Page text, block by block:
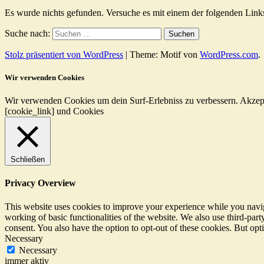
Es wurde nichts gefunden. Versuche es mit einem der folgenden
Suche nach:
Stolz präsentiert von WordPress | Theme: Motif von WordPress.com.
Wir verwenden Cookies
Wir verwenden Cookies um dein Surf-Erlebniss zu verbessern.
[cookie_link] und Cookies
Schließen
Privacy Overview
This website uses cookies to improve your experience while you
working of basic functionalities of the website. We also use third-
consent. You also have the option to opt-out of these cookies. But
Necessary
Necessary
immer aktiv